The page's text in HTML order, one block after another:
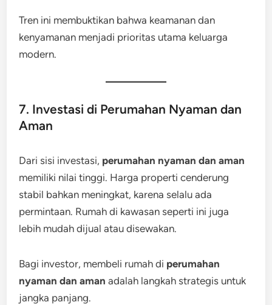
Tren ini membuktikan bahwa keamanan dan
kenyamanan menjadi prioritas utama keluarga
modern.
7. Investasi di Perumahan Nyaman dan
Aman
Dari sisi investasi, perumahan nyaman dan aman
memiliki nilai tinggi. Harga properti cenderung
stabil bahkan meningkat, karena selalu ada
permintaan. Rumah di kawasan seperti ini juga
lebih mudah dijual atau disewakan.
Bagi investor, membeli rumah di perumahan
nyaman dan aman adalah langkah strategis untuk
jangka panjang.